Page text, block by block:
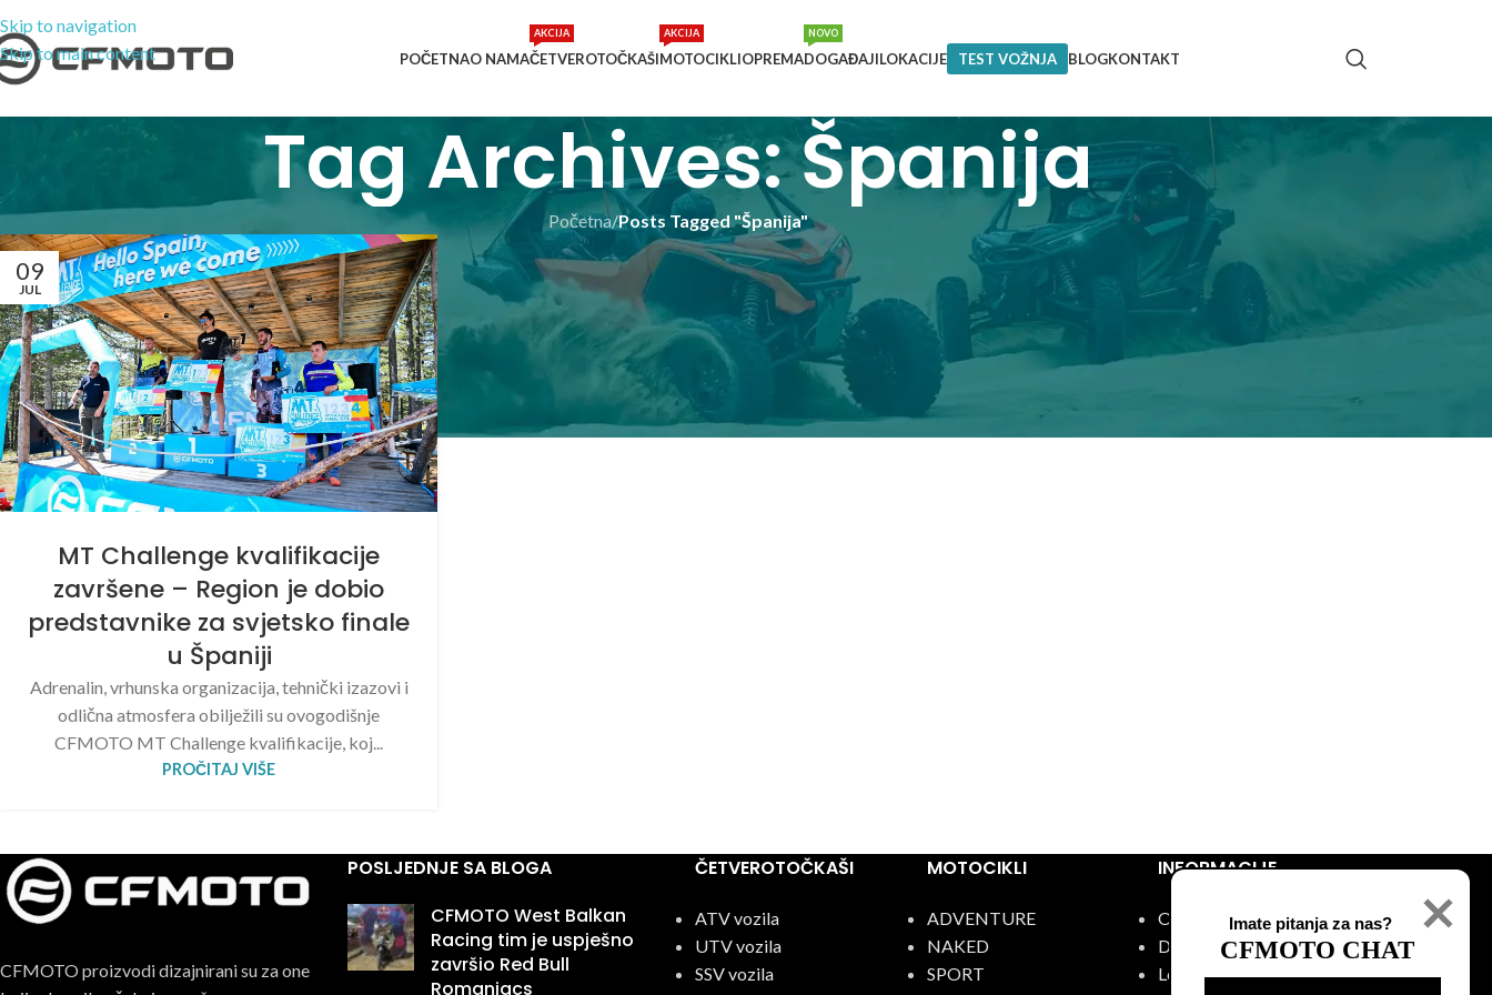
Skip to navigation
Skip to main content
POČETNAO NAMAČETVEROTOČKAŠI
AKCIJA
MOTOCIKLI
AKCIJA
OPREMADOGAĐAJI
NOVO
LOKACIJE TEST VOŽNJA BLOGKONTAKT
Tag Archives: Španija
Početna/Posts Tagged "Španija"
09
JUL
MT Challenge kvalifikacije
završene – Region je dobio
predstavnike za svjetsko finale
u Španiji
Adrenalin, vrhunska organizacija, tehnički izazovi i
odlična atmosfera obilježili su ovogodišnje
CFMOTO MT Challenge kvalifikacije, koj...
PROČITAJ VIŠE
CFMOTO proizvodi dizajnirani su za one
POSLJEDNJE SA BLOGA
CFMOTO West Balkan
Racing tim je uspješno
završio Red Bull
Romaniacs
ČETVEROTOČKAŠI
ATV vozila
UTV vozila
SSV vozila
MOTOCIKLI
ADVENTURE
NAKED
SPORT
INFORMACIJE
O nama
Događaji
Lokacije
Imate pitanja za nas?
CFMOTO CHAT